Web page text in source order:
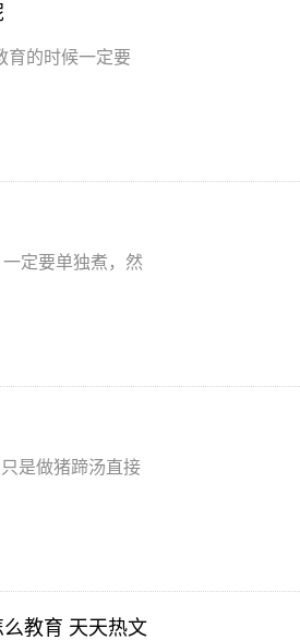
育的时候一定要
定要单独煮，然
是做猪蹄汤直接
教育 天天热文